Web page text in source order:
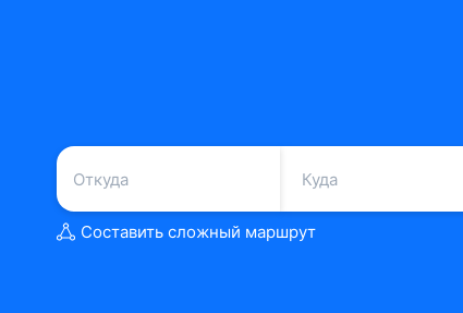
Составить сложный маршрут